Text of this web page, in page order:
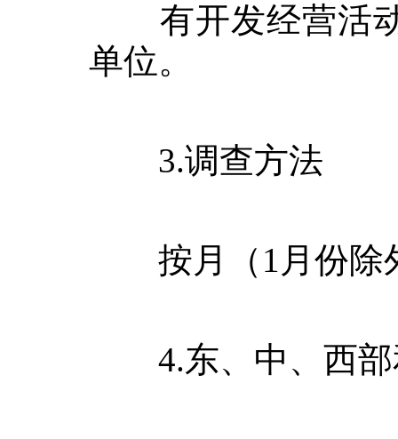
有开发经营活动
单位。
3.调查方法
按月（ 1 月份除
4.东、中、西